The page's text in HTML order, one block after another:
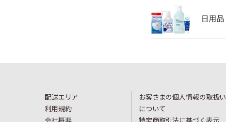
配送エリア
利用規約
会社概要
お客さまの個人情報の取扱い
について
特定商取引法に基づく表示